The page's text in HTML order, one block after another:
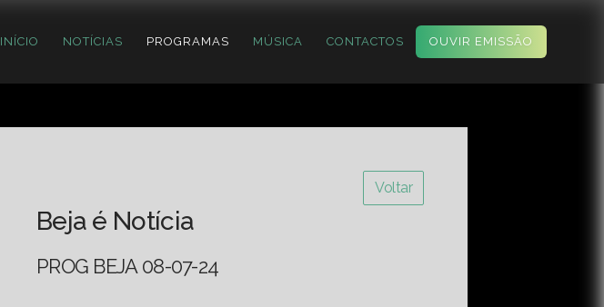
INÍCIO NOTÍCIAS PROGRAMAS MÚSICA CONTACTOS OUVIR EMISSÃO
Voltar
Beja é Notícia
PROG BEJA 08-07-24